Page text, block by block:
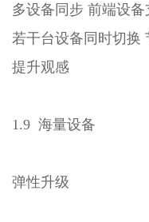
多设备同步 前端设备
若干台设备同时切换
提升观感
1.9 海量设备
弹性升级